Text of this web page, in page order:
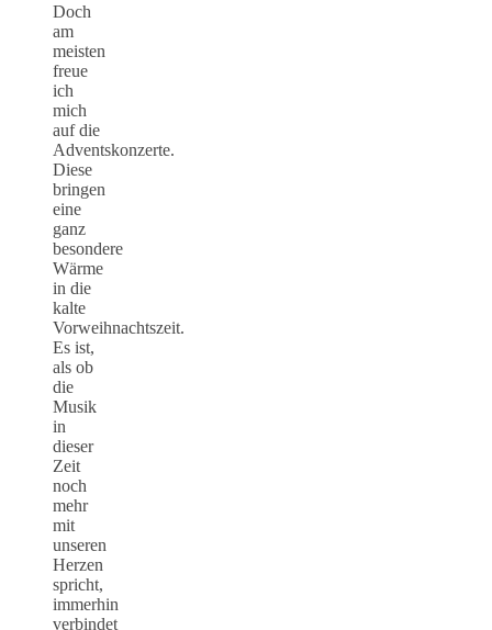
Doch
am
meisten
freue
ich
mich
auf die
Adventskonzerte.
Diese
bringen
eine
ganz
besondere
Wärme
in die
kalte
Vorweihnachtszeit.
Es ist,
als ob
die
Musik
in
dieser
Zeit
noch
mehr
mit
unseren
Herzen
spricht,
immerhin
verbindet